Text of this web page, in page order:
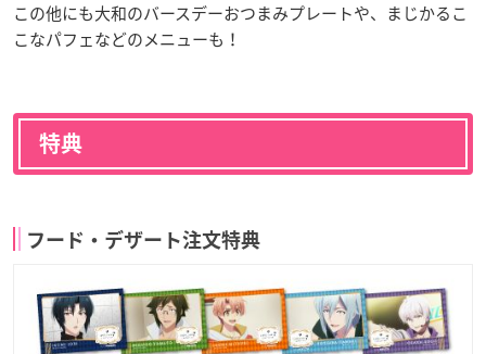
この他にも大和のバースデーおつまみプレートや、まじかるこ
こなパフェなどのメニューも！
特典
フード・デザート注文特典